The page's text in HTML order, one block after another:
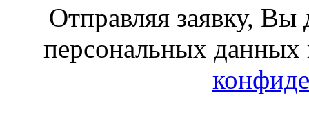
Отправляя заявку, Вы
персональных данных